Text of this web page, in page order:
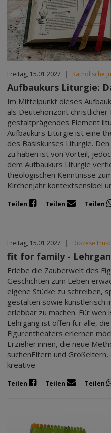
Freitag, 15.01.2027 | Katholische
Aufbaukurs Liturgie:
Im Mittelpunkt dieses
als Deutehorizont christlicher
gestaltprägendes Element
Aufbaukurs Liturgie ist eine
des Basiskurses Liturgie.
zu haben ist von Vorteil,
dem Aufbaukurs Liturgie
theologischen Kenntnisse
Kirchenjahr kontextsensibel
Teilen Teilen Teilen
Freitag, 15.01.2027 | Diözese
fit for family -
Erlebe die Zauberwelt des
Geschichten zum Leben
eigene Stücke zu schreiben,
gestalten sowie künstlerisch
erlebbar zu machen. Für
Lehrgang ist offen für alle,
Figurentheaters erlernen
Erzieher:innen, die neue
suchenEltern und
kreative
Teilen Teilen Teilen